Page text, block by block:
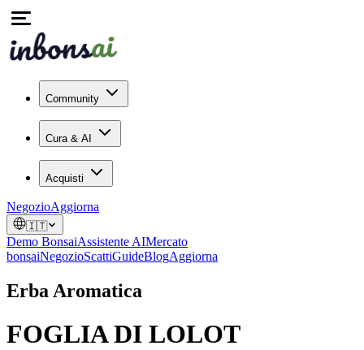
Community
Cura & AI
Acquisti
NegozioAggiorna
🇮🇹
Demo BonsaiAssistente AIMercato
bonsaiNegozioScattiGuideBlogAggiorna
Erba Aromatica
FOGLIA DI LOLOT